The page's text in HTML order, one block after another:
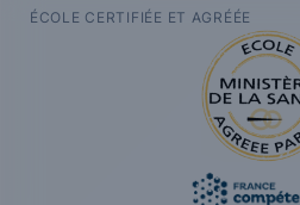
ÉCOLE CERTIFIÉE ET AGRÉÉE